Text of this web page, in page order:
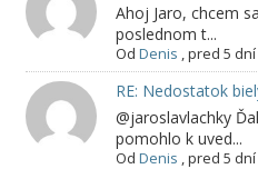
Ahoj Jaro, chcem
poslednom t...
Od Denis ,pred 5 dní
RE: Nedostatok
@jaroslavlachky
pomohlo k uved...
Od Denis ,pred 5 dní